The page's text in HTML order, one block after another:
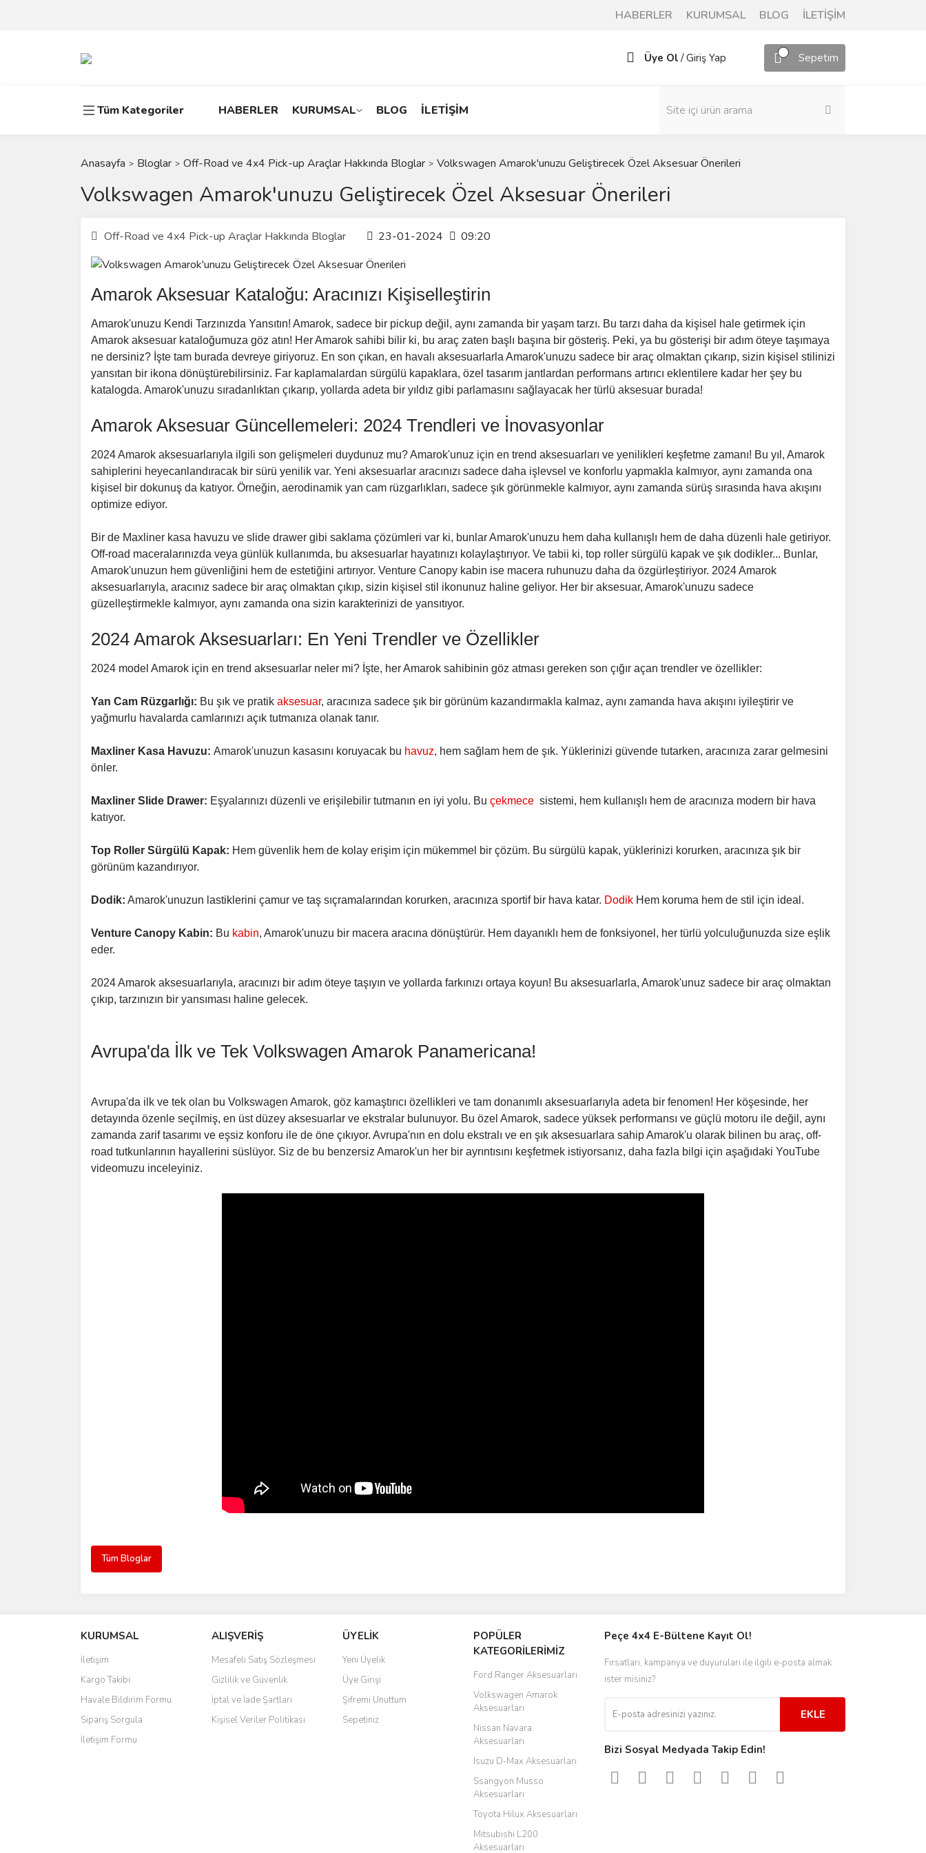
HABERLER KURUMSAL BLOG İLETİŞİM
Üye Ol /Giriş Yap Sepetim
Tüm Kategoriler HABERLER KURUMSAL BLOG İLETİŞİM
Anasayfa Bloglar Off-Road ve 4x4 Pick-up Araçlar Hakkında Bloglar Volkswagen Amarok'unuzu Geliştirecek Özel Aksesuar Önerileri
Volkswagen Amarok'unuzu Geliştirecek Özel Aksesuar Önerileri
Off-Road ve 4x4 Pick-up Araçlar Hakkında Bloglar 23-01-2024 09:20
Amarok Aksesuar Kataloğu: Aracınızı Kişiselleştirin
Amarok'unuzu Kendi Tarzınızda Yansıtın! Amarok, sadece bir pickup değil, aynı zamanda bir yaşam tarzı. Bu tarzı daha da kişisel hale getirmek için
Amarok aksesuar kataloğumuza göz atın! Her Amarok sahibi bilir ki, bu araç zaten başlı başına bir gösteriş. Peki, ya bu gösterişi bir adım öteye taşımaya
ne dersiniz? İşte tam burada devreye giriyoruz. En son çıkan, en havalı aksesuarlarla Amarok'unuzu sadece bir araç olmaktan çıkarıp, sizin kişisel stilinizi
yansıtan bir ikona dönüştürebilirsiniz. Far kaplamalardan sürgülü kapaklara, özel tasarım jantlardan performans artırıcı eklentilere kadar her şey bu
katalogda. Amarok'unuzu sıradanlıktan çıkarıp, yollarda adeta bir yıldız gibi parlamasını sağlayacak her türlü aksesuar burada!
Amarok Aksesuar Güncellemeleri: 2024 Trendleri ve İnovasyonlar
2024 Amarok aksesuarlarıyla ilgili son gelişmeleri duydunuz mu? Amarok'unuz için en trend aksesuarları ve yenilikleri keşfetme zamanı! Bu yıl, Amarok
sahiplerini heyecanlandıracak bir sürü yenilik var. Yeni aksesuarlar aracınızı sadece daha işlevsel ve konforlu yapmakla kalmıyor, aynı zamanda ona
kişisel bir dokunuş da katıyor. Örneğin, aerodinamik yan cam rüzgarlıkları, sadece şık görünmekle kalmıyor, aynı zamanda sürüş sırasında hava akışını
optimize ediyor.
Bir de Maxliner kasa havuzu ve slide drawer gibi saklama çözümleri var ki, bunlar Amarok'unuzu hem daha kullanışlı hem de daha düzenli hale getiriyor.
Off-road maceralarınızda veya günlük kullanımda, bu aksesuarlar hayatınızı kolaylaştırıyor. Ve tabii ki, top roller sürgülü kapak ve şık dodikler... Bunlar,
Amarok'unuzun hem güvenliğini hem de estetiğini artırıyor. Venture Canopy kabin ise macera ruhunuzu daha da özgürleştiriyor. 2024 Amarok
aksesuarlarıyla, aracınız sadece bir araç olmaktan çıkıp, sizin kişisel stil ikonunuz haline geliyor. Her bir aksesuar, Amarok'unuzu sadece
güzelleştirmekle kalmıyor, aynı zamanda ona sizin karakterinizi de yansıtıyor.
2024 Amarok Aksesuarları: En Yeni Trendler ve Özellikler
2024 model Amarok için en trend aksesuarlar neler mi? İşte, her Amarok sahibinin göz atması gereken son çığır açan trendler ve özellikler:
Yan Cam Rüzgarlığı: Bu şık ve pratik aksesuar, aracınıza sadece şık bir görünüm kazandırmakla kalmaz, aynı zamanda hava akışını iyileştirir ve
yağmurlu havalarda camlarınızı açık tutmanıza olanak tanır.
Maxliner Kasa Havuzu: Amarok'unuzun kasasını koruyacak bu havuz, hem sağlam hem de şık. Yüklerinizi güvende tutarken, aracınıza zarar gelmesini
önler.
Maxliner Slide Drawer: Eşyalarınızı düzenli ve erişilebilir tutmanın en iyi yolu. Bu çekmece sistemi, hem kullanışlı hem de aracınıza modern bir hava
katıyor.
Top Roller Sürgülü Kapak: Hem güvenlik hem de kolay erişim için mükemmel bir çözüm. Bu sürgülü kapak, yüklerinizi korurken, aracınıza şık bir
görünüm kazandırıyor.
Dodik: Amarok'unuzun lastiklerini çamur ve taş sıçramalarından korurken, aracınıza sportif bir hava katar. Dodik Hem koruma hem de stil için ideal.
Venture Canopy Kabin: Bu kabin, Amarok'unuzu bir macera aracına dönüştürür. Hem dayanıklı hem de fonksiyonel, her türlü yolculuğunuzda size eşlik
eder.
2024 Amarok aksesuarlarıyla, aracınızı bir adım öteye taşıyın ve yollarda farkınızı ortaya koyun! Bu aksesuarlarla, Amarok'unuz sadece bir araç olmaktan
çıkıp, tarzınızın bir yansıması haline gelecek.
Avrupa'da İlk ve Tek Volkswagen Amarok Panamericana!
Avrupa'da ilk ve tek olan bu Volkswagen Amarok, göz kamaştırıcı özellikleri ve tam donanımlı aksesuarlarıyla adeta bir fenomen! Her köşesinde, her
detayında özenle seçilmiş, en üst düzey aksesuarlar ve ekstralar bulunuyor. Bu özel Amarok, sadece yüksek performansı ve güçlü motoru ile değil, aynı
zamanda zarif tasarımı ve eşsiz konforu ile de öne çıkıyor. Avrupa'nın en dolu ekstralı ve en şık aksesuarlara sahip Amarok'u olarak bilinen bu araç, off-
road tutkunlarının hayallerini süslüyor. Siz de bu benzersiz Amarok'un her bir ayrıntısını keşfetmek istiyorsanız, daha fazla bilgi için aşağıdaki YouTube
videomuzu inceleyiniz.
Tüm Bloglar
KURUMSAL
İletişim
Kargo Takibi
Havale Bildirim Formu
Sipariş Sorgula
İletişim Formu
ALIŞVERİŞ
Mesafeli Satış Sözleşmesi
Gizlilik ve Güvenlik
İptal ve İade Şartları
Kişisel Veriler Politikası
ÜYELİK
Yeni Üyelik
Üye Girişi
Şifremi Unuttum
Sepetiniz
POPÜLER
KATEGORİLERİMİZ
Ford Ranger Aksesuarları
Volkswagen Amarok
Aksesuarları
Nissan Navara
Aksesuarları
Isuzu D-Max Aksesuarları
Ssangyon Musso
Aksesuarları
Toyota Hilux Aksesuarları
Mitsubishi L200
Aksesuarları
Peçe 4x4 E-Bültene Kayıt Ol!
Fırsatları, kampanya ve duyuruları ile ilgili e-posta almak
ister misiniz?
EKLE
Bizi Sosyal Medyada Takip Edin!